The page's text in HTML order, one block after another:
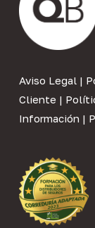
Aviso Legal|
Cliente |
Información |